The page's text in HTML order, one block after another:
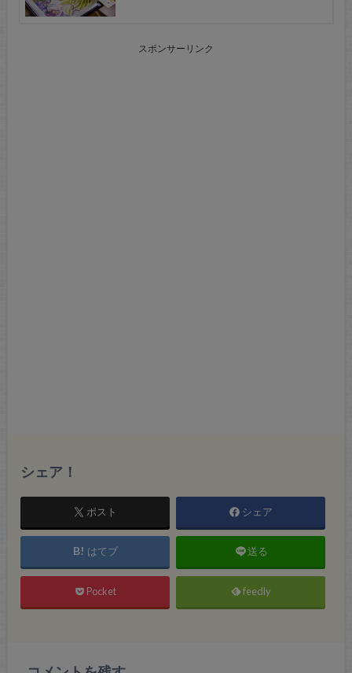
スポンサーリンク
シェア！
ポスト シェア
はてブ 送る
Pocket feedly